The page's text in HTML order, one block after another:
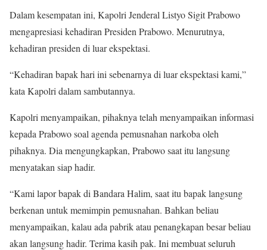
Dalam kesempatan ini, Kapolri Jenderal Listyo Sigit Prabowo
mengapresiasi kehadiran Presiden Prabowo. Menurutnya,
kehadiran presiden di luar ekspektasi.
“Kehadiran bapak hari ini sebenarnya di luar ekspektasi kami,”
kata Kapolri dalam sambutannya.
Kapolri menyampaikan, pihaknya telah menyampaikan informasi
kepada Prabowo soal agenda pemusnahan narkoba oleh
pihaknya. Dia mengungkapkan, Prabowo saat itu langsung
menyatakan siap hadir.
“Kami lapor bapak di Bandara Halim, saat itu bapak langsung
berkenan untuk memimpin pemusnahan. Bahkan beliau
menyampaikan, kalau ada pabrik atau penangkapan besar beliau
akan langsung hadir. Terima kasih pak. Ini membuat seluruh